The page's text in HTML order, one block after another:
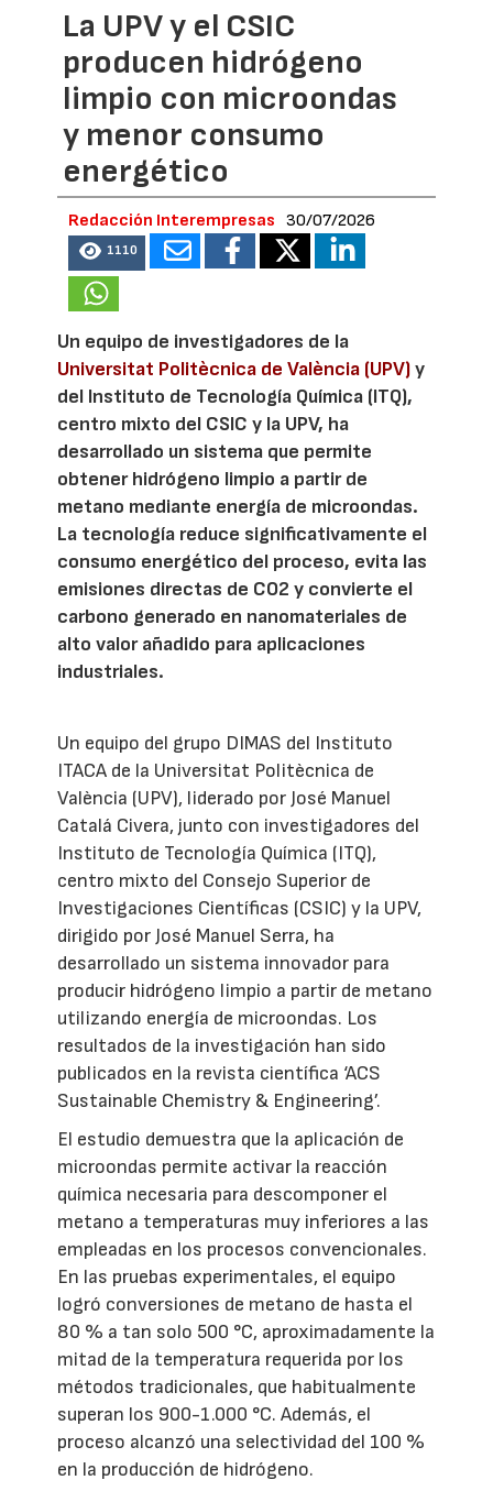
La UPV y el CSIC
producen hidrógeno
limpio con microondas
y menor consumo
energético
Redacción Interempresas 30/07/2026
1110
Un equipo de investigadores de la
Universitat Politècnica de València (UPV)y
del Instituto de Tecnología Química (ITQ),
centro mixto del CSIC y la UPV, ha
desarrollado un sistema que permite
obtener hidrógeno limpio a partir de
metano mediante energía de microondas.
La tecnología reduce significativamente el
consumo energético del proceso, evita las
emisiones directas de CO2 y convierte el
carbono generado en nanomateriales de
alto valor añadido para aplicaciones
industriales.
Un equipo del grupo DIMAS del Instituto
ITACA de la Universitat Politècnica de
València (UPV), liderado por José Manuel
Catalá Civera, junto con investigadores del
Instituto de Tecnología Química (ITQ),
centro mixto del Consejo Superior de
Investigaciones Científicas (CSIC) y la UPV,
dirigido por José Manuel Serra, ha
desarrollado un sistema innovador para
producir hidrógeno limpio a partir de metano
utilizando energía de microondas. Los
resultados de la investigación han sido
publicados en la revista científica ‘ACS
Sustainable Chemistry & Engineering’.
El estudio demuestra que la aplicación de
microondas permite activar la reacción
química necesaria para descomponer el
metano a temperaturas muy inferiores a las
empleadas en los procesos convencionales.
En las pruebas experimentales, el equipo
logró conversiones de metano de hasta el
80 % a tan solo 500 °C, aproximadamente la
mitad de la temperatura requerida por los
métodos tradicionales, que habitualmente
superan los 900-1.000 °C. Además, el
proceso alcanzó una selectividad del 100 %
en la producción de hidrógeno.